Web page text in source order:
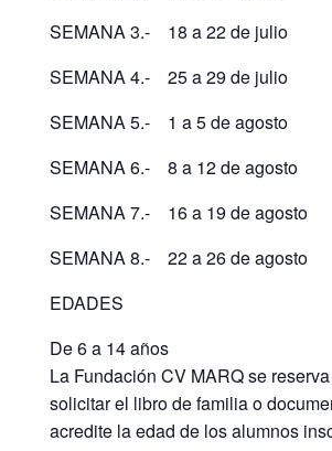
SEMANA 3.- 18 a 22 de julio
SEMANA 4.- 25 a 29 de julio
SEMANA 5.- 1 a 5 de agosto
SEMANA 6.- 8 a 12 de agosto
SEMANA 7.- 16 a 19 de agosto
SEMANA 8.- 22 a 26 de agosto
EDADES
De 6 a 14 años
La Fundación CV MARQ se
solicitar el libro de familia o
acredite la edad de los alumnos